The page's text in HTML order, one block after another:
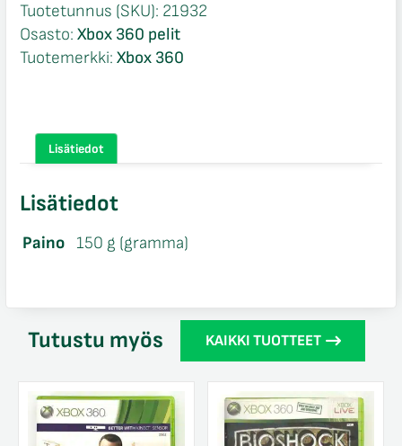
Xbox
360
määrä
Tuotetunnus (SKU): 21932
Osasto: Xbox 360 pelit
Tuotemerkki: Xbox 360
Lisätiedot
Lisätiedot
Paino 150 g (gramma)
Tutustu myös KAIKKI TUOTTEET